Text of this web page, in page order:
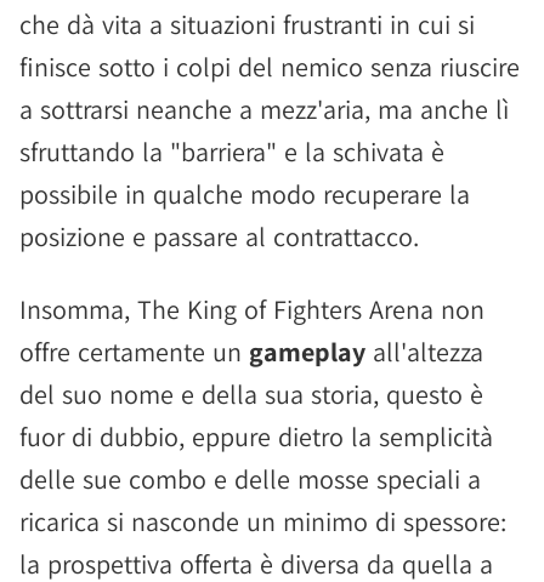
che dà vita a situazioni frustranti in cui si
finisce sotto i colpi del nemico senza riuscire
a sottrarsi neanche a mezz'aria, ma anche lì
sfruttando la "barriera" e la schivata è
possibile in qualche modo recuperare la
posizione e passare al contrattacco.
Insomma, The King of Fighters Arena non
offre certamente un gameplay all'altezza
del suo nome e della sua storia, questo è
fuor di dubbio, eppure dietro la semplicità
delle sue combo e delle mosse speciali a
ricarica si nasconde un minimo di spessore:
la prospettiva offerta è diversa da quella a